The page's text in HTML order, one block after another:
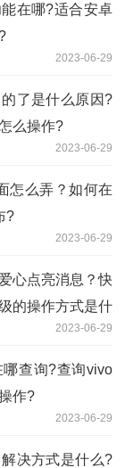
在哪?适合安卓
2023-06-29
了是什么原因?
么操作?
2023-06-29
怎么弄？如何在
?
2023-06-29
心点亮消息？快
的操作方式是什
2023-06-29
查询?查询vivo
作?
2023-06-29
决方式是什么?